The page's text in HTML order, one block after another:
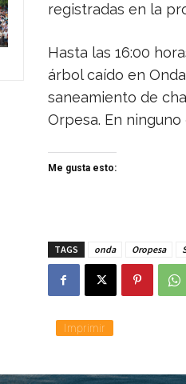
registradas en la
Hasta las 16:00
árbol caído en
saneamiento de
Orpesa. En
Me gusta esto:
TAGS onda Oropesa
Imprimir